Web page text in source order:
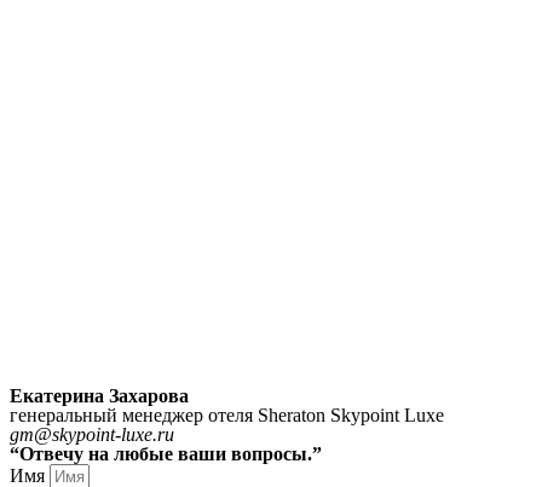
Екатерина Захарова
генеральный менеджер отеля Sheraton Skypoint Luxe
gm@skypoint-luxe.ru
“Отвечу на любые ваши вопросы.”
Имя